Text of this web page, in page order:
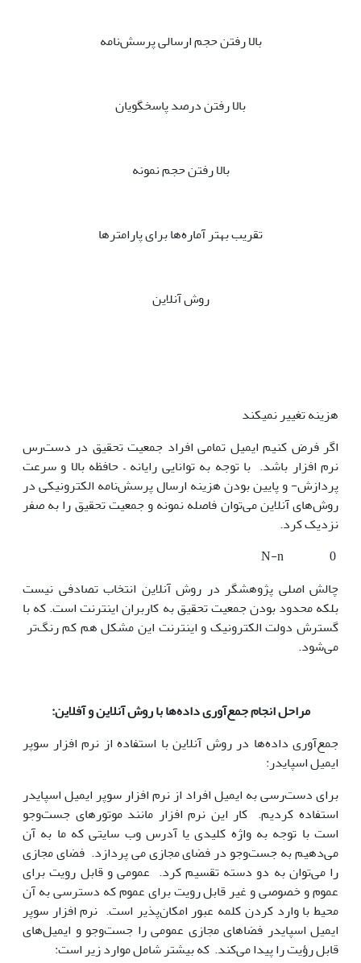
بالا رفتن حجم ارسالی پرسش‌نامه
بالا رفتن درصد پاسخگویان
بالا رفتن حجم نمونه
تقریب بهتر آماره‌ها برای پارامترها
روش آنلاین
هزینه تغییر نمیکند
اگر فرض کنیم ایمیل تمامی افراد جمعیت تحقیق در دست‌رس
نرم افزار باشد. با توجه به توانایی رایانه – حافظه بالا و سرعت
پردازش- و پایین بودن هزینه ارسال پرسش‌نامه الکترونیکی در
روش‌های آنلاین می‌توان فاصله نمونه و جمعیت تحقیق را به صفر
نزدیک کرد.
چالش اصلی پژوهشگر در روش آنلاین انتخاب تصادفی نیست
بلکه محدود بودن جمعیت تحقیق به کاربران اینترنت است. که با
گسترش دولت الکترونیک و اینترنت این مشکل هم کم رنگ‌تر
می‌شود.
مراحل انجام جمع‌آوری داده‌ها با روش آنلاین و آفلاین:
جمع‌آوری داده‌ها در روش آنلاین با استفاده از نرم افزار سوپر
ایمیل اسپایدر:
برای دست‌رسی به ایمیل افراد از نرم افزار سوپر ایمیل اسپایدر
استفاده کردیم. کار این نرم افزار مانند موتورهای جست‌وجو
است با توجه به واژه کلیدی یا آدرس وب سایتی که ما به آن
می‌دهیم به جست‌وجو در فضای مجازی می پردازد. فضای مجازی
را می‌توان به دو دسته تقسیم کرد. عمومی و قابل رویت برای
عموم و خصوصی و غیر قابل رویت برای عموم که دسترسی به آن
محیط با وارد کردن کلمه عبور امکان‌پذیر است. نرم افزار سوپر
ایمیل اسپایدر فضاهای مجازی عمومی را جست‌وجو و ایمیل‌های
قابل رؤیت را پیدا می‌کند. که بیشتر شامل موارد زیر است: